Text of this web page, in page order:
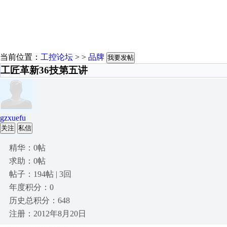
当前位置： 工控论坛 > > 品牌 我要发帖
工匠革新36技第五讲
gzxuefu
关注 私信
精华：0帖
求助：0帖
帖子：194帖 | 3回
年度积分：0
历史总积分：648
注册：2012年8月20日